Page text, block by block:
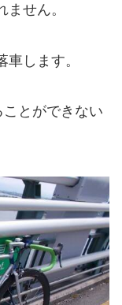
せん。
します。
とができない